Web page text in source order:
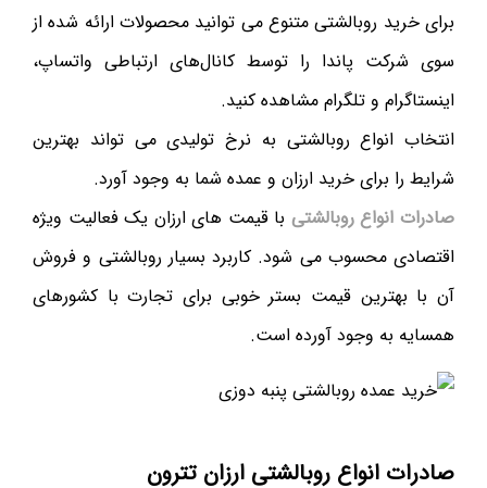
برای خرید روبالشتی متنوع می توانید محصولات ارائه شده از
سوی شرکت پاندا را توسط کانال‌های ارتباطی واتساپ،
اینستاگرام و تلگرام مشاهده کنید.
انتخاب انواع روبالشتی به نرخ تولیدی می ‌تواند بهترین
شرایط را برای خرید ارزان و عمده شما به وجود آورد.
صادرات انواع روبالشتی با قیمت های ارزان یک فعالیت ویژه
اقتصادی محسوب می شود. کاربرد بسیار روبالشتی و فروش
آن با بهترین قیمت بستر خوبی برای تجارت با کشورهای
همسایه به وجود آورده است.
صادرات انواع روبالشتی ارزان تترون